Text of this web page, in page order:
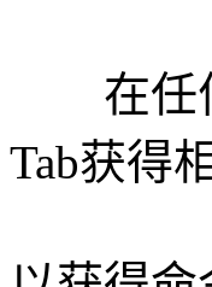
在任何
Tab获得